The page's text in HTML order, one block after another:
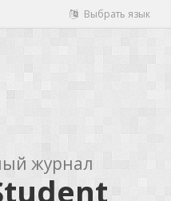
Выбрать язык
журнал